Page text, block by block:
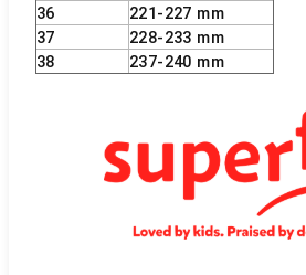
36
221-227 mm
37
228-233 mm
38
237-240 mm